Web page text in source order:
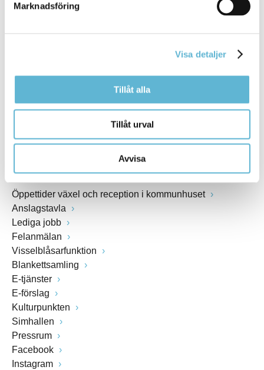
Marknadsföring
Visa detaljer
Tillåt alla
Tillåt urval
Avvisa
Box 18, 295 21 Bromölla
Fax: 0456-82 22 00
Öppettider växel och reception i kommunhuset
Anslagstavla
Lediga jobb
Felanmälan
Visselblåsarfunktion
Blankettsamling
E-tjänster
E-förslag
Kulturpunkten
Simhallen
Pressrum
Facebook
Instagram